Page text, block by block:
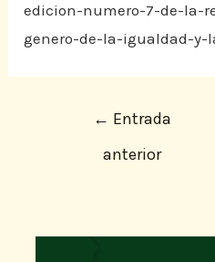
edicion-numero-7-de-la-
genero-de-la-igualdad-y-
← Entrada
anterior